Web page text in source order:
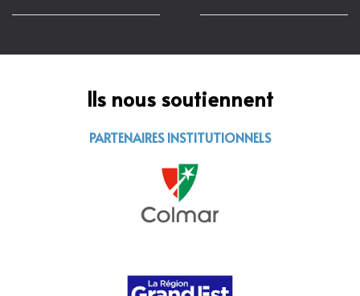
Ils nous soutiennent
PARTENAIRES INSTITUTIONNELS